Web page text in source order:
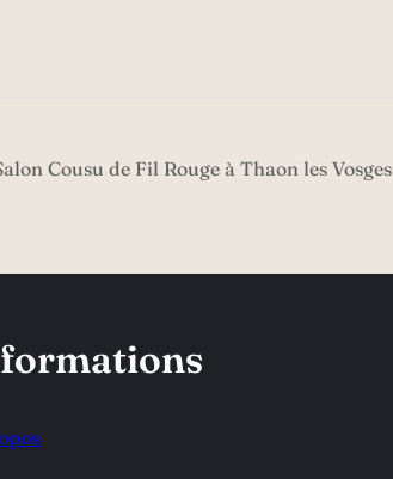
Cousu de Fil Rouge à Thaon les Vosges